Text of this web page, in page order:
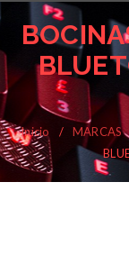
Inicio / MARCAS